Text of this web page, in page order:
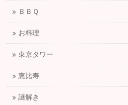
ＢＢＱ
お料理
東京タワー
恵比寿
謎解き